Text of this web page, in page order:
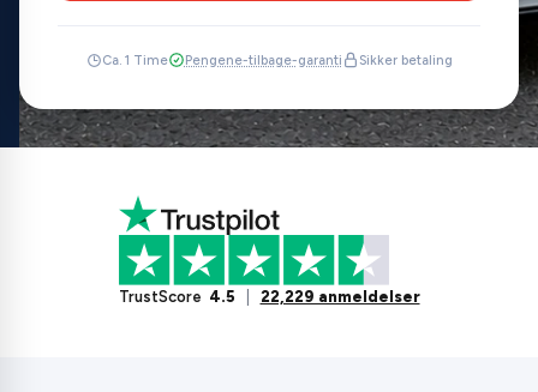
Ca. 1 Time Pengene-tilbage-garanti Sikker betaling
TrustScore 4.5 22,229 anmeldelser